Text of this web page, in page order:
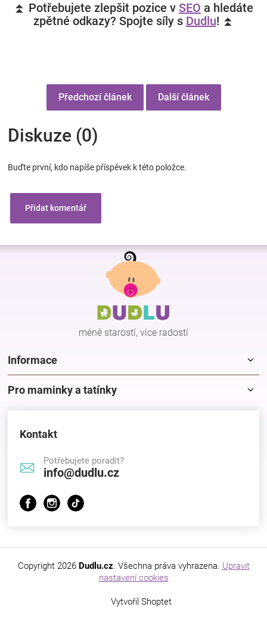
⏫ Potřebujete zlepšit pozice v SEO a hledáte
zpětné odkazy? Spojte síly s Dudlu! ⏫
Předchozí článek Další článek
Diskuze (0)
Buďte první, kdo napíše příspěvek k této položce.
Přidat komentář
Z
méně starostí, více radostí
Informace
Pro maminky a tatínky
Kontakt
Potřebujete poradit?
info@dudlu.cz
Vytvořil Shoptet
Copyright 2026 Dudlu.cz. Všechna práva vyhrazena. Upravit
nastavení cookies